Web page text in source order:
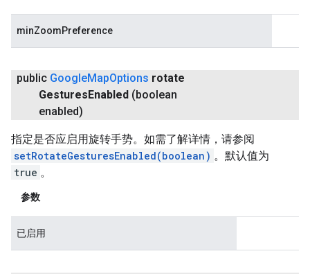
minZoomPreference
public GoogleMapOptions rotate
GesturesEnabled (boolean
enabled)
指定是否应启用旋转手势。如需了解详情，请参阅
setRotateGesturesEnabled(boolean) 。默认值为
true 。
参数
已启用